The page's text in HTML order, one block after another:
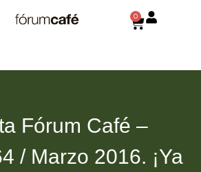
0
Fórum Café –
/ Marzo 2016. ¡Ya